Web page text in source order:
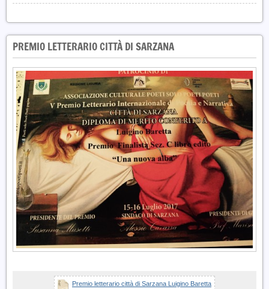
PREMIO LETTERARIO CITTÀ DI SARZANA
Premio letterario città di Sarzana Luigino Baretta